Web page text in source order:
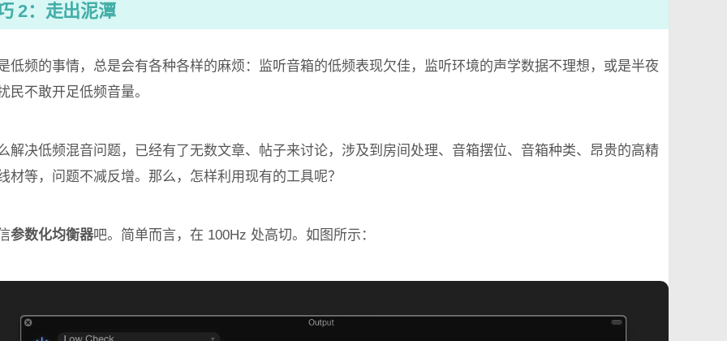
2：走出泥潭
低频的事情，总是会有各种各样的麻烦：监听音箱的低频表现欠佳，监听环境的声学数据不理想，或是半夜
民不敢开足低频音量。
解决低频混音问题，已经有了无数文章、帖子来讨论，涉及到房间处理、音箱摆位、音箱种类、昂贵的高精
材等，问题不减反增。那么，怎样利用现有的工具呢？
参数化均衡器吧。简单而言，在 100Hz 处高切。如图所示：